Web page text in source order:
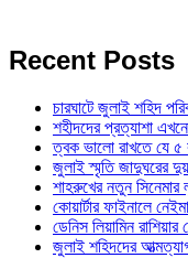
Recent Posts
চারঘাটে জুলাই শহিদ
শহীদদের প্রত্যাশা
ত্বক ভালো রাখতে যে ৫
জুলাই স্মৃতি জাদুঘরের
শাহরুখের নতুন সিনেমার
কোয়ার্টার ফাইনালে
ডেনিস লিয়ামিন
জুলাই শহিদদের